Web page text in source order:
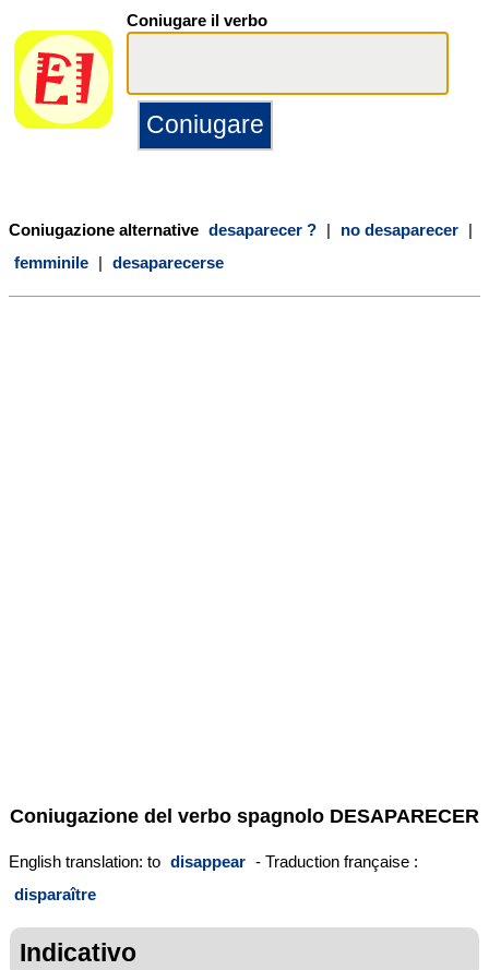
Coniugare il verbo
Coniugazione alternative desaparecer ? | no desaparecer |
femminile | desaparecerse
Coniugazione del verbo spagnolo DESAPARECER
English translation: to disappear - Traduction française :
disparaître
Indicativo